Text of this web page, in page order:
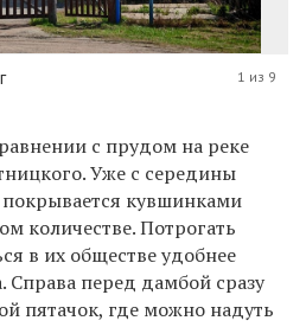
1 из 9
с прудом на реке
Уже с середины
кувшинками
количестве. Потрогать
в их обществе удобнее
Справа перед дамбой сразу
пятачок, где можно надуть